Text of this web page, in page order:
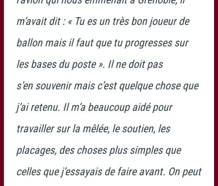
m’avait dit : « Tu es un très bon joueur de
ballon mais il faut que tu progresses sur
les bases du poste ». Il ne doit pas
s’en souvenir mais c’est quelque chose que
j’ai retenu. Il m’a beaucoup aidé pour
travailler sur la mêlée, le soutien, les
placages, des choses plus simples que
celles que j’essayais de faire avant. On peut